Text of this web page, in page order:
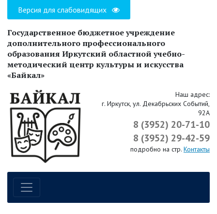
Версия для слабовидящих
Государственное бюджетное учреждение
дополнительного профессионального
образования Иркутский областной учебно-
методический центр культуры и искусства
«Байкал»
Наш адрес:
г. Иркутск, ул. Декабрьских Событий,
92А
8 (3952) 20-71-10
8 (3952) 29-42-59
подробно на стр. Контакты
Навигация по сайту